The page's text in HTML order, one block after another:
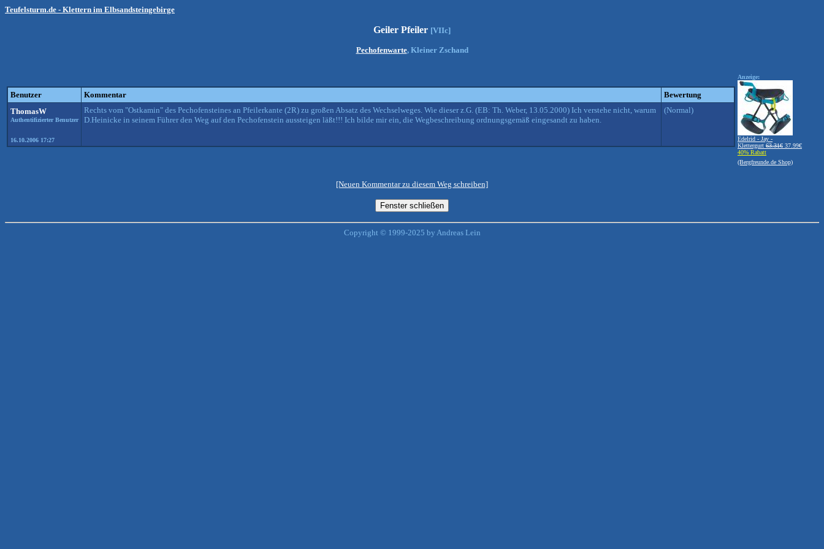
Teufelsturm.de - Klettern im Elbsandsteingebirge
Geiler Pfeiler [VIIc]
Pechofenwarte, Kleiner Zschand
Benutzer Kommentar
Bewertung
ThomasW
Authentifizierter Benutzer
16.10.2006 17:27
Rechts vom "Ostkamin" des Pechofensteines an Pfeilerkante (2R) zu großen Absatz des Wechselweges. Wie dieser z.G. (EB: Th. Weber, 13.05.2000) Ich verstehe nicht, warum
D.Heinicke in seinem Führer den Weg auf den Pechofenstein aussteigen läßt!!! Ich bilde mir ein, die Wegbeschreibung ordnungsgemäß eingesandt zu haben.
(Normal)
Anzeige:
Edelrid - Jay -
Klettergurt 63.31€ 37.99€
40% Rabatt
(Bergfreunde.de Shop)
[Neuen Kommentar zu diesem Weg schreiben]
Copyright © 1999-2025 by Andreas Lein